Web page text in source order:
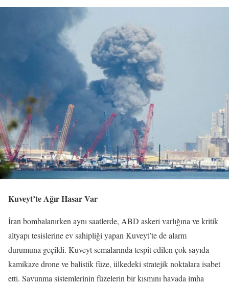
Kuveyt’te Ağır Hasar Var
İran bombalanırken aynı saatlerde, ABD askeri varlığına ve kritik
altyapı tesislerine ev sahipliği yapan Kuveyt’te de alarm
durumuna geçildi. Kuveyt semalarında tespit edilen çok sayıda
kamikaze drone ve balistik füze, ülkedeki stratejik noktalara isabet
etti. Savunma sistemlerinin füzelerin bir kısmını havada imha